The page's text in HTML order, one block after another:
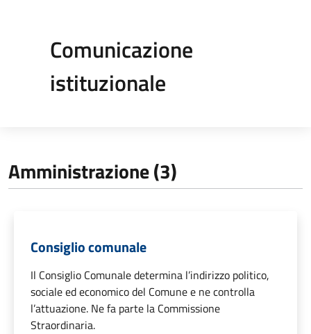
Comunicazione
istituzionale
Amministrazione (3)
Consiglio comunale
Il Consiglio Comunale determina l’indirizzo politico,
sociale ed economico del Comune e ne controlla
l’attuazione. Ne fa parte la Commissione
Straordinaria.